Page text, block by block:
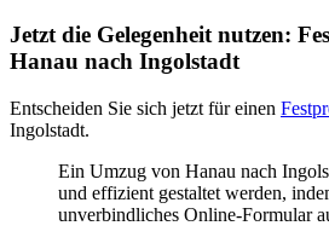
Jetzt die Gelegenheit nutzen:
Hanau nach Ingolstadt
Entscheiden Sie sich jetzt für einen
Ingolstadt.
Ein Umzug von Hanau nach
und effizient gestaltet werden,
unverbindliches Online-Formular